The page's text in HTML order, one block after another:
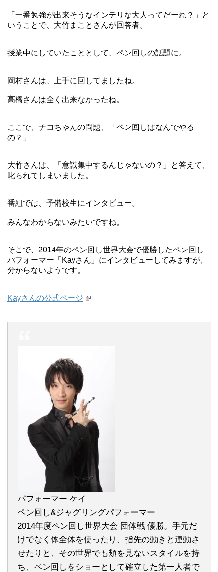
「一番勉強が出来そうなインテリな大人ってだーれ？」と
いうことで、大竹まことさんが回答者。
授業中にしていたこととして、ペン回しの話題に。
岡村さんは、上手に回してましたね。
高橋さんは全く出来なかったね。
ここで、チコちゃんの問題、「ペン回しはなんでやる
の？」
大竹さんは、「意識集中するんじゃないの？」と答えて、
叱られてしまいました。
番組では、予備校生にインタビュー。
みんなわからないみたいですね。
そこで、2014年のペン回し世界大会で優勝したペン回し
パフォーマー「Kayさん」にインタビューしてみますが、
分からないようです。
Kayさんの公式ページ
パフォーマー ケイ
ペン回し&ジャグリングパフォーマー
2014年度ペン回し世界大会 団体戦 優勝。手元だ
けでなく体全体を使ったり、指先の動きと連動さ
せたりと、その世界でも類を見ないスタイルを持
ち、ペン回しをショーとして確立した第一人者で